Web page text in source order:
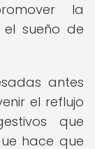
la
sueño de
antes
el reflujo
que
hace que